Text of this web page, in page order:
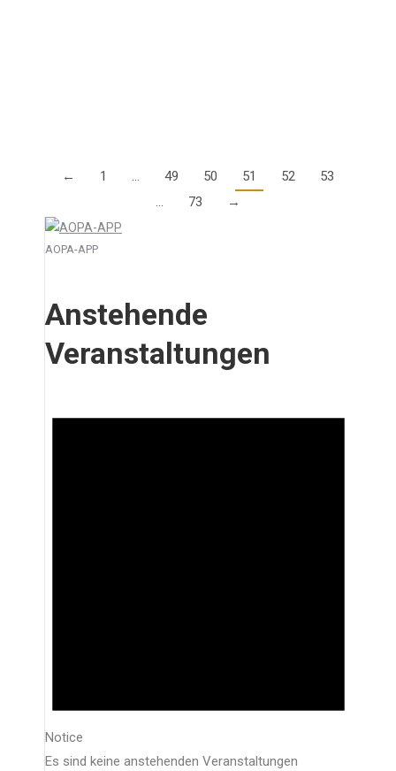
← 1 … 49 50 51 52
53
…
73 →
AOPA-APP
Anstehende
Veranstaltungen
Notice
Es sind keine anstehenden Veranstaltungen